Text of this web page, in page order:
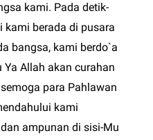
kami. Pada detik-
kami berada di pusara
bangsa, kami berdo`a
Allah akan curahan
para Pahlawan
kami
ampunan di sisi-Mu